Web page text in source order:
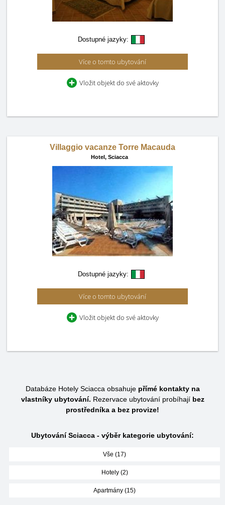
Dostupné jazyky:
Více o tomto ubytování
Vložit objekt do své aktovky
Villaggio vacanze Torre Macauda
Hotel, Sciacca
Dostupné jazyky:
Více o tomto ubytování
Vložit objekt do své aktovky
Databáze Hotely Sciacca obsahuje přímé kontakty na
vlastníky ubytování. Rezervace ubytování probíhají bez
prostředníka a bez provize!
Ubytování Sciacca - výběr kategorie ubytování:
Vše (17)
Hotely (2)
Apartmány (15)